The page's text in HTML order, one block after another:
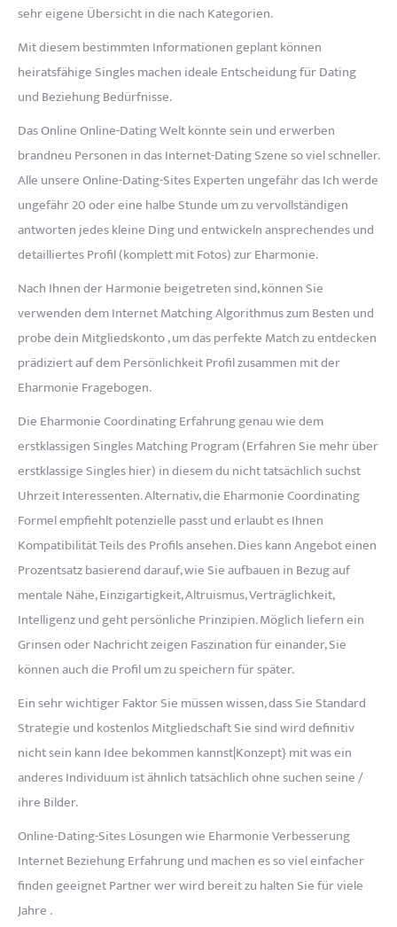
sehr eigene Übersicht in die nach Kategorien.
Mit diesem bestimmten Informationen geplant können
heiratsfähige Singles machen ideale Entscheidung für Dating
und Beziehung Bedürfnisse.
Das Online Online-Dating Welt könnte sein und erwerben
brandneu Personen in das Internet-Dating Szene so viel schneller.
Alle unsere Online-Dating-Sites Experten ungefähr das Ich werde
ungefähr 20 oder eine halbe Stunde um zu vervollständigen
antworten jedes kleine Ding und entwickeln ansprechendes und
detailliertes Profil (komplett mit Fotos) zur Eharmonie.
Nach Ihnen der Harmonie beigetreten sind, können Sie
verwenden dem Internet Matching Algorithmus zum Besten und
probe dein Mitgliedskonto , um das perfekte Match zu entdecken
prädiziert auf dem Persönlichkeit Profil zusammen mit der
Eharmonie Fragebogen.
Die Eharmonie Coordinating Erfahrung genau wie dem
erstklassigen Singles Matching Program (Erfahren Sie mehr über
erstklassige Singles hier) in diesem du nicht tatsächlich suchst
Uhrzeit Interessenten. Alternativ, die Eharmonie Coordinating
Formel empfiehlt potenzielle passt und erlaubt es Ihnen
Kompatibilität Teils des Profils ansehen. Dies kann Angebot einen
Prozentsatz basierend darauf, wie Sie aufbauen in Bezug auf
mentale Nähe, Einzigartigkeit, Altruismus, Verträglichkeit,
Intelligenz und geht persönliche Prinzipien. Möglich liefern ein
Grinsen oder Nachricht zeigen Faszination für einander, Sie
können auch die Profil um zu speichern für später.
Ein sehr wichtiger Faktor Sie müssen wissen, dass Sie Standard
Strategie und kostenlos Mitgliedschaft Sie sind wird definitiv
nicht sein kann Idee bekommen kannst|Konzept} mit was ein
anderes Individuum ist ähnlich tatsächlich ohne suchen seine /
ihre Bilder.
Online-Dating-Sites Lösungen wie Eharmonie Verbesserung
Internet Beziehung Erfahrung und machen es so viel einfacher
finden geeignet Partner wer wird bereit zu halten Sie für viele
Jahre .